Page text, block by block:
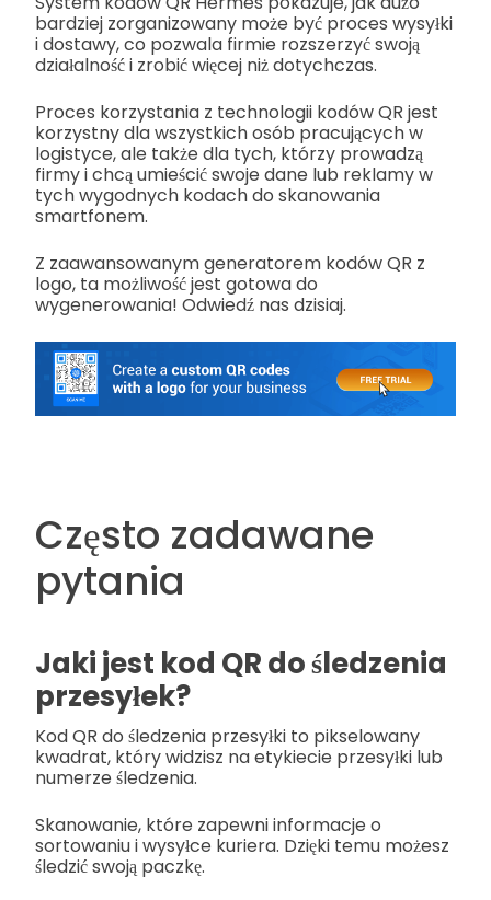
bardziej zorganizowany może być proces wysyłki
i dostawy, co pozwala firmie rozszerzyć swoją
działalność i zrobić więcej niż dotychczas.
Proces korzystania z technologii kodów QR jest
korzystny dla wszystkich osób pracujących w
logistyce, ale także dla tych, którzy prowadzą
firmy i chcą umieścić swoje dane lub reklamy w
tych wygodnych kodach do skanowania
smartfonem.
Z zaawansowanym generatorem kodów QR z
logo, ta możliwość jest gotowa do
wygenerowania! Odwiedź nas dzisiaj.
Często zadawane
pytania
Jaki jest kod QR do śledzenia
przesyłek?
Kod QR do śledzenia przesyłki to pikselowany
kwadrat, który widzisz na etykiecie przesyłki lub
numerze śledzenia.
Skanowanie, które zapewni informacje o
sortowaniu i wysyłce kuriera. Dzięki temu możesz
śledzić swoją paczkę.